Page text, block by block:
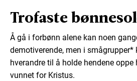
Trofaste
Å gå i forbønn alene kan noen
demotiverende, men i
hverandre til å holde hendene oppe
vunnet for Kristus.